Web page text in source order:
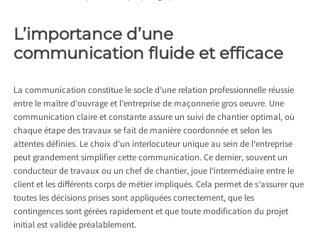
L’importance d’une
communication fluide et efficace
La communication constitue le socle d’une relation professionnelle réussie
entre le maître d’ouvrage et l’entreprise de maçonnerie gros oeuvre. Une
communication claire et constante assure un suivi de chantier optimal, où
chaque étape des travaux se fait de manière coordonnée et selon les
attentes définies. Le choix d’un interlocuteur unique au sein de l’entreprise
peut grandement simplifier cette communication. Ce dernier, souvent un
conducteur de travaux ou un chef de chantier, joue l’intermédiaire entre le
client et les différents corps de métier impliqués. Cela permet de s’assurer que
toutes les décisions prises sont appliquées correctement, que les
contingences sont gérées rapidement et que toute modification du projet
initial est validée préalablement.